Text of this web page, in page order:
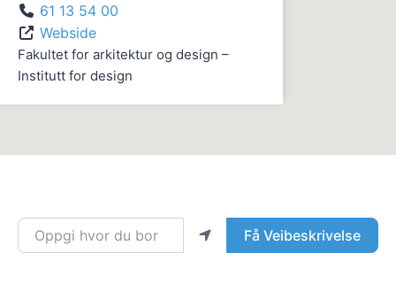
Oppgi hvor du bor Få Veibeskrivelse
61 13 54 00
Webside
Fakultet for arkitektur og design –
Institutt for design